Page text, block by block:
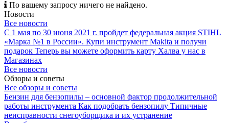
По вашему запросу ничего не найдено.
Новости
Все новости
С 1 мая по 30 июня 2021 г. пройдет федеральная акция STIHL
«Марка №1 в России». Купи инструмент Makita и получи
подарок Теперь вы можете оформить карту Халва у нас в
Магазинах
Все новости
Обзоры и советы
Все обзоры и советы
Бензин для бензопилы – основной фактор продолжительной
работы инструмента Как подобрать бензопилу Типичные
неисправности снегоуборщика и их устранение